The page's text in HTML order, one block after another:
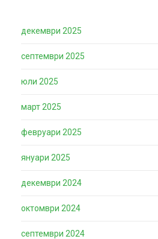
декември 2025
септември 2025
юли 2025
март 2025
февруари 2025
януари 2025
декември 2024
октомври 2024
септември 2024